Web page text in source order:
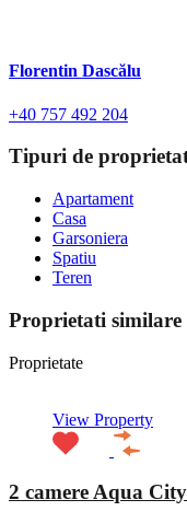
Florentin Dascălu
+40 757 492 204
Tipuri de
Apartament
Casa
Garsoniera
Spatiu
Teren
Proprietati similare
Proprietate
View Property
2 camere Aqua City